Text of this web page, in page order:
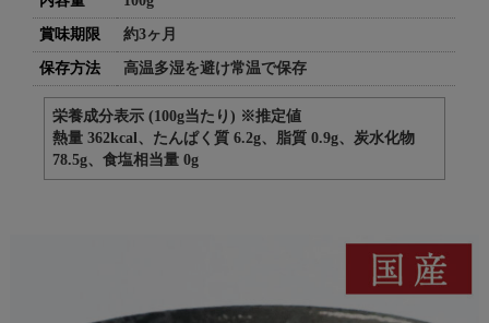
賞味期限 約3ヶ月
保存方法 高温多湿を避け常温で保存
栄養成分表示 (100g当たり) ※推定値
熱量 362kcal、たんぱく質 6.2g、脂質 0.9g、炭水化物
78.5g、食塩相当量 0g